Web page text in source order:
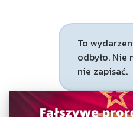
To
odbyło. Nie
nie zapisać.